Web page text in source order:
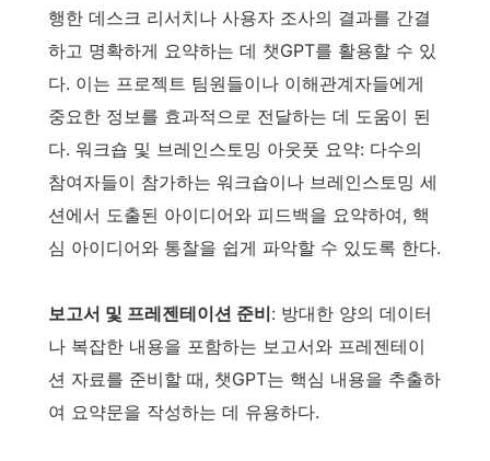
행한 데스크 리서치나 사용자 조사의 결과를 간결
하고 명확하게 요약하는 데 챗GPT를 활용할 수 있
다. 이는 프로젝트 팀원들이나 이해관계자들에게
중요한 정보를 효과적으로 전달하는 데 도움이 된
다. 워크숍 및 브레인스토밍 아웃풋 요약: 다수의
참여자들이 참가하는 워크숍이나 브레인스토밍 세
션에서 도출된 아이디어와 피드백을 요약하여, 핵
심 아이디어와 통찰을 쉽게 파악할 수 있도록 한다.
보고서 및 프레젠테이션 준비: 방대한 양의 데이터
나 복잡한 내용을 포함하는 보고서와 프레젠테이
션 자료를 준비할 때, 챗GPT는 핵심 내용을 추출하
여 요약문을 작성하는 데 유용하다.